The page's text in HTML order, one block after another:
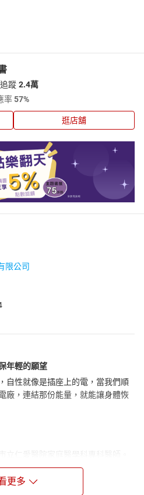
追蹤 2.4萬
率57%
逛店舖
限公司
年輕的願望
自性就像是插座上的電，當我們順
廠，連結那份能量，就能讓身體恢
響，於是轉入精神科領域，曾任職
立醫院身心科主任。現任賽斯身心
更多